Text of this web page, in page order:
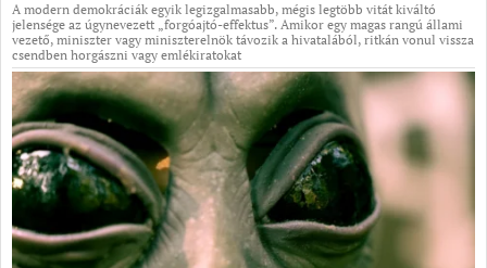
A modern demokráciák egyik legizgalmasabb, mégis legtöbb vitát kiváltó
jelensége az úgynevezett „forgóajtó-effektus”. Amikor egy magas rangú állami
vezető, miniszter vagy miniszterelnök távozik a hivatalából, ritkán vonul vissza
csendben horgászni vagy emlékiratokat